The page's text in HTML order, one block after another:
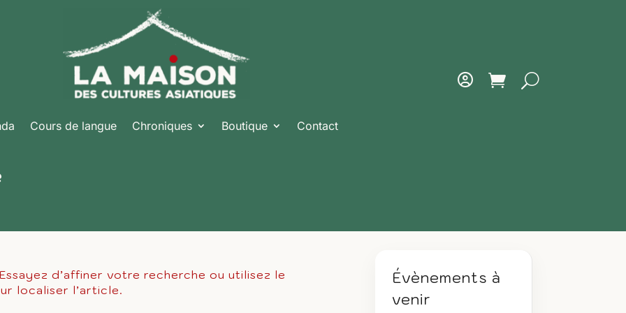
Cours de langue Chroniques Boutique Contact
d’affiner votre recherche ou utilisez le
localiser l’article.
Évènements à
venir